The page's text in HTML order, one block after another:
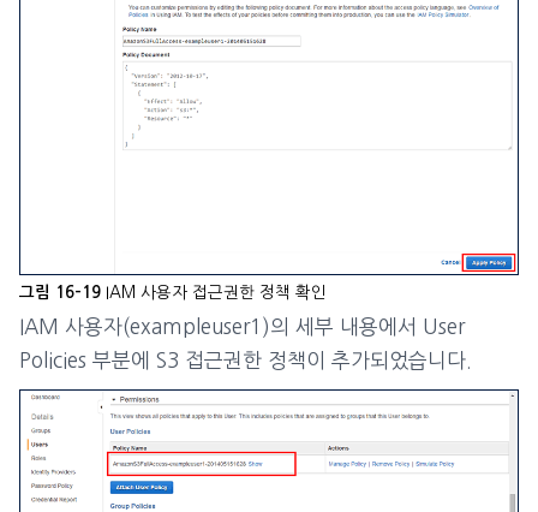
그림 16-19 IAM 사용자 접근권한 정책 확인
IAM 사용자(exampleuser1)의 세부 내용에서 User
Policies 부분에 S3 접근권한 정책이 추가되었습니다.